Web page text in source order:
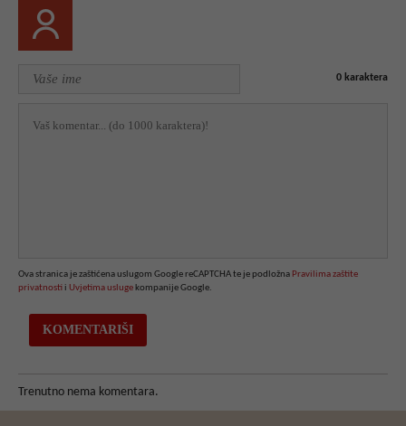
0 karaktera
Ova stranica je zaštićena uslugom Google reCAPTCHA te je podložna Pravilima zaštite
privatnosti i Uvjetima usluge kompanije Google.
Trenutno nema komentara.